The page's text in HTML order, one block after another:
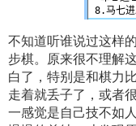
不知道听谁说过这样
步棋。原来很不理解
白了，特别是和棋力
走着就丢子了，或者
一感觉是自己技不如